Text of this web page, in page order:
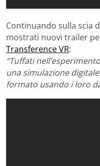
Continuando sulla scia
mostrati nuovi trailer
Transference VR:
“Tuffati
una simulazione
formato usando i loro